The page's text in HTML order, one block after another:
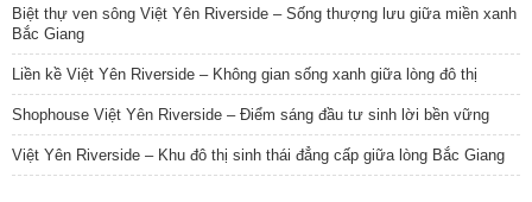
Biệt thự ven sông Việt Yên Riverside – Sống thượng lưu giữa miền xanh
Bắc Giang
Liền kề Việt Yên Riverside – Không gian sống xanh giữa lòng đô thị
Shophouse Việt Yên Riverside – Điểm sáng đầu tư sinh lời bền vững
Việt Yên Riverside – Khu đô thị sinh thái đẳng cấp giữa lòng Bắc Giang